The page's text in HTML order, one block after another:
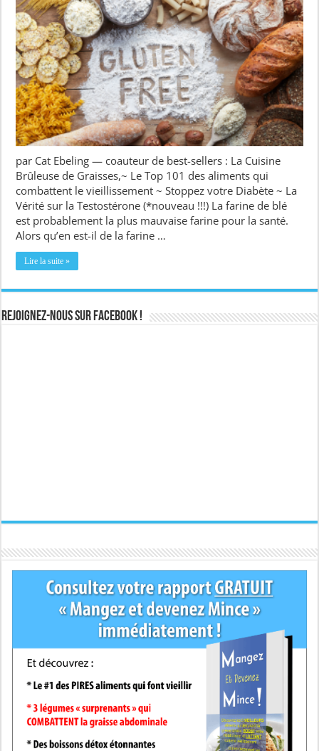
par Cat Ebeling — coauteur de best-sellers : La Cuisine
Brûleuse de Graisses,~ Le Top 101 des aliments qui
combattent le vieillissement ~ Stoppez votre Diabète ~ La
Vérité sur la Testostérone (*nouveau !!!) La farine de blé
est probablement la plus mauvaise farine pour la santé.
Alors qu’en est-il de la farine …
Lire la suite »
Rejoignez-nous sur Facebook !